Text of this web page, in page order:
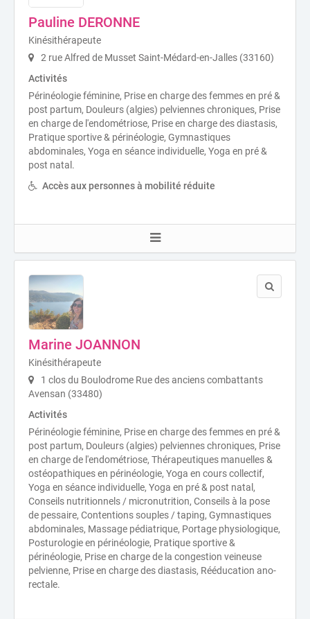
Pauline DERONNE
Kinésithérapeute
2 rue Alfred de Musset Saint-Médard-en-Jalles (33160)
Activités
Périnéologie féminine, Prise en charge des femmes en pré &
post partum, Douleurs (algies) pelviennes chroniques, Prise
en charge de l'endométriose, Prise en charge des diastasis,
Pratique sportive & périnéologie, Gymnastiques
abdominales, Yoga en séance individuelle, Yoga en pré &
post natal.
Accès aux personnes à mobilité réduite
Marine JOANNON
Kinésithérapeute
1 clos du Boulodrome Rue des anciens combattants
Avensan (33480)
Activités
Périnéologie féminine, Prise en charge des femmes en pré &
post partum, Douleurs (algies) pelviennes chroniques, Prise
en charge de l'endométriose, Thérapeutiques manuelles &
ostéopathiques en périnéologie, Yoga en cours collectif,
Yoga en séance individuelle, Yoga en pré & post natal,
Conseils nutritionnels / micronutrition, Conseils à la pose
de pessaire, Contentions souples / taping, Gymnastiques
abdominales, Massage pédiatrique, Portage physiologique,
Posturologie en périnéologie, Pratique sportive &
périnéologie, Prise en charge de la congestion veineuse
pelvienne, Prise en charge des diastasis, Rééducation ano-
rectale.